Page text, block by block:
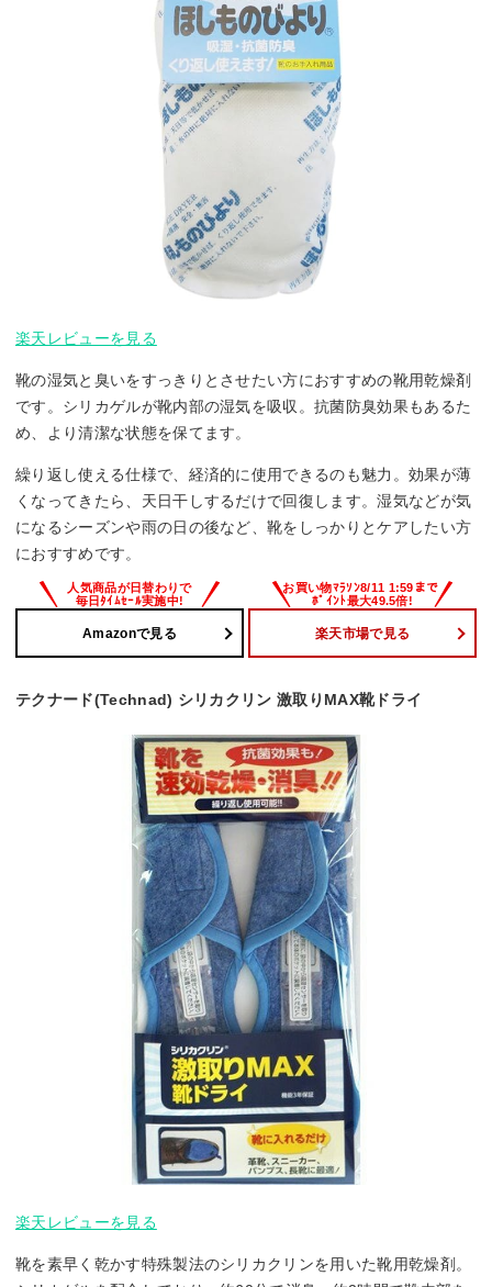
楽天レビューを見る
靴の湿気と臭いをすっきりとさせたい方におすすめの靴用乾燥剤
です。シリカゲルが靴内部の湿気を吸収。抗菌防臭効果もあるた
め、より清潔な状態を保てます。
繰り返し使える仕様で、経済的に使用できるのも魅力。効果が薄
くなってきたら、天日干しするだけで回復します。湿気などが気
になるシーズンや雨の日の後など、靴をしっかりとケアしたい方
におすすめです。
Amazonで見る 楽天市場で見る
テクナード(Technad) シリカクリン 激取りMAX靴ドライ
楽天レビューを見る
靴を素早く乾かす特殊製法のシリカクリンを用いた靴用乾燥剤。